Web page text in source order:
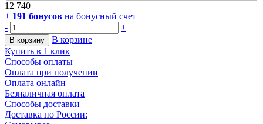
12 740
+ 191 бонусов на бонусный счет
-
+
В корзину
В корзине
Купить в 1 клик
Способы оплаты
Оплата при получении
Оплата онлайн
Безналичная оплата
Способы доставки
Доставка по России: